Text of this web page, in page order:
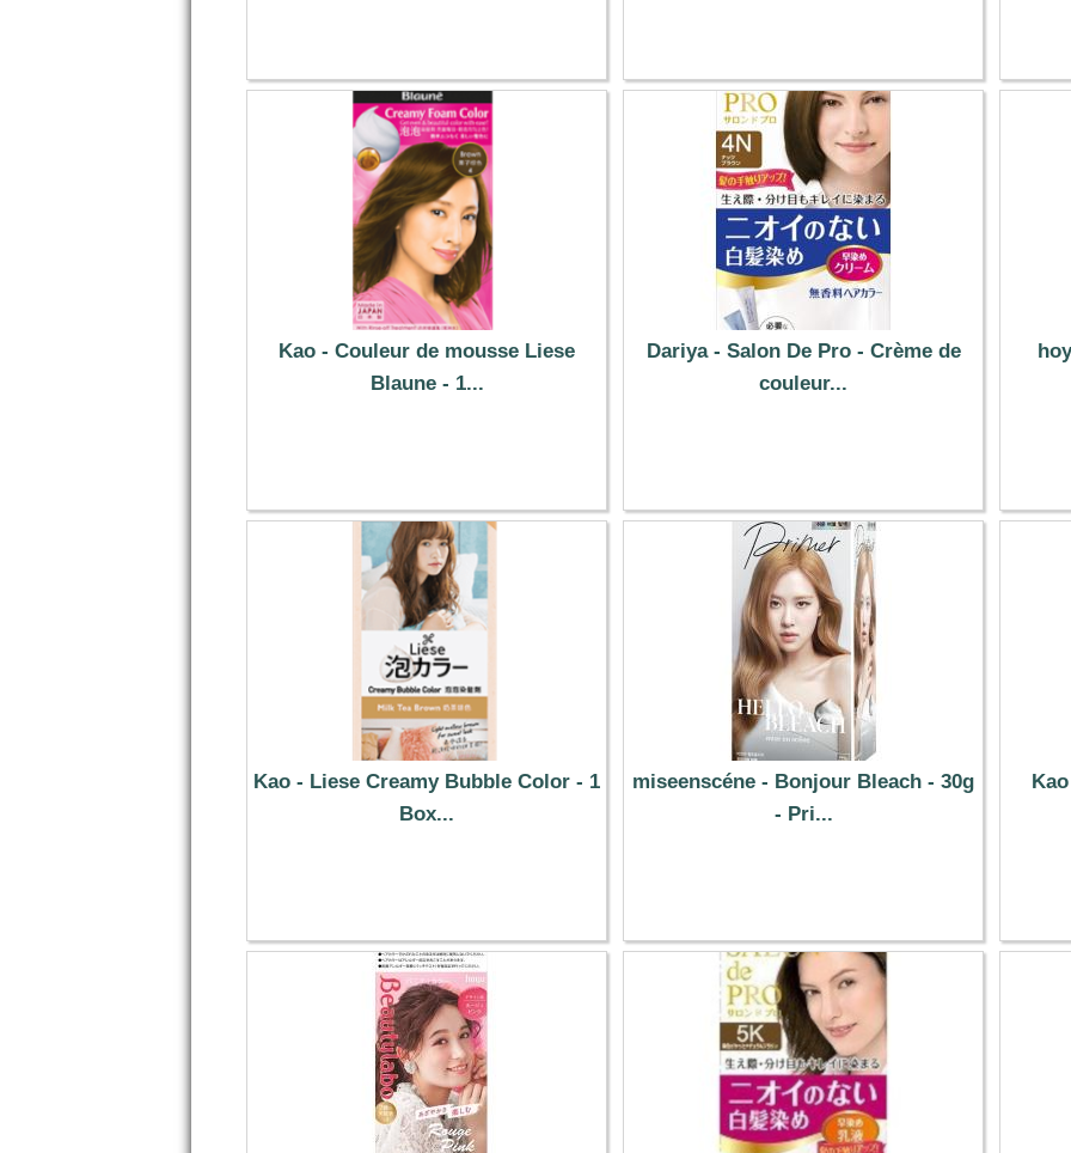
Kao - Couleur de mousse Liese
Blaune - 1...
Dariya - Salon De Pro - Crème de
couleur...
Kao - Liese Creamy Bubble Color - 1
Box...
miseenscéne - Bonjour Bleach - 30g
- Pri...